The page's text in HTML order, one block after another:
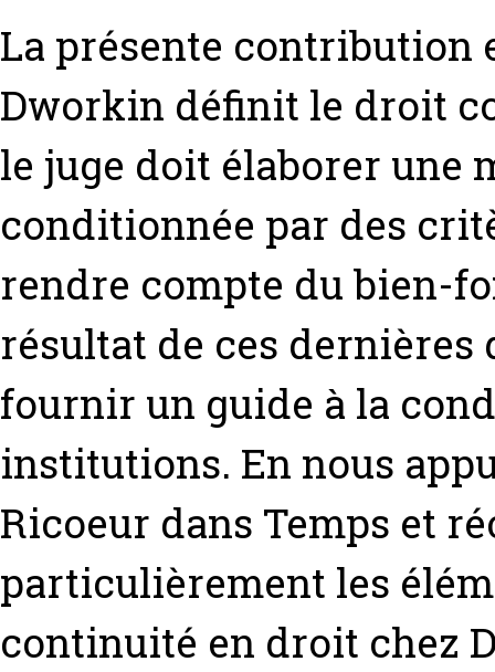
La présente contribution
Dworkin définit le droit
le juge doit élaborer une
conditionnée par des
rendre compte du bien-
résultat de ces
fournir un guide à la
institutions. En nous
Ricoeur dans Temps et
particulièrement les
continuité en droit chez